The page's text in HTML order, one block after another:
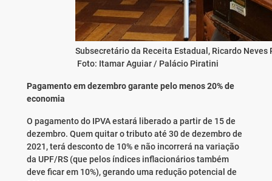
Subsecretário da Receita Estadual, Ricardo
Foto: Itamar Aguiar / Palácio Piratini
Pagamento em dezembro garante pelo menos 20% de
economia
O pagamento do IPVA estará liberado a partir de 15 de
dezembro. Quem quitar o tributo até 30 de dezembro de
2021, terá desconto de 10% e não incorrerá na variação
da UPF/RS (que pelos índices inflacionários também
deve ficar em 10%), gerando uma redução potencial de